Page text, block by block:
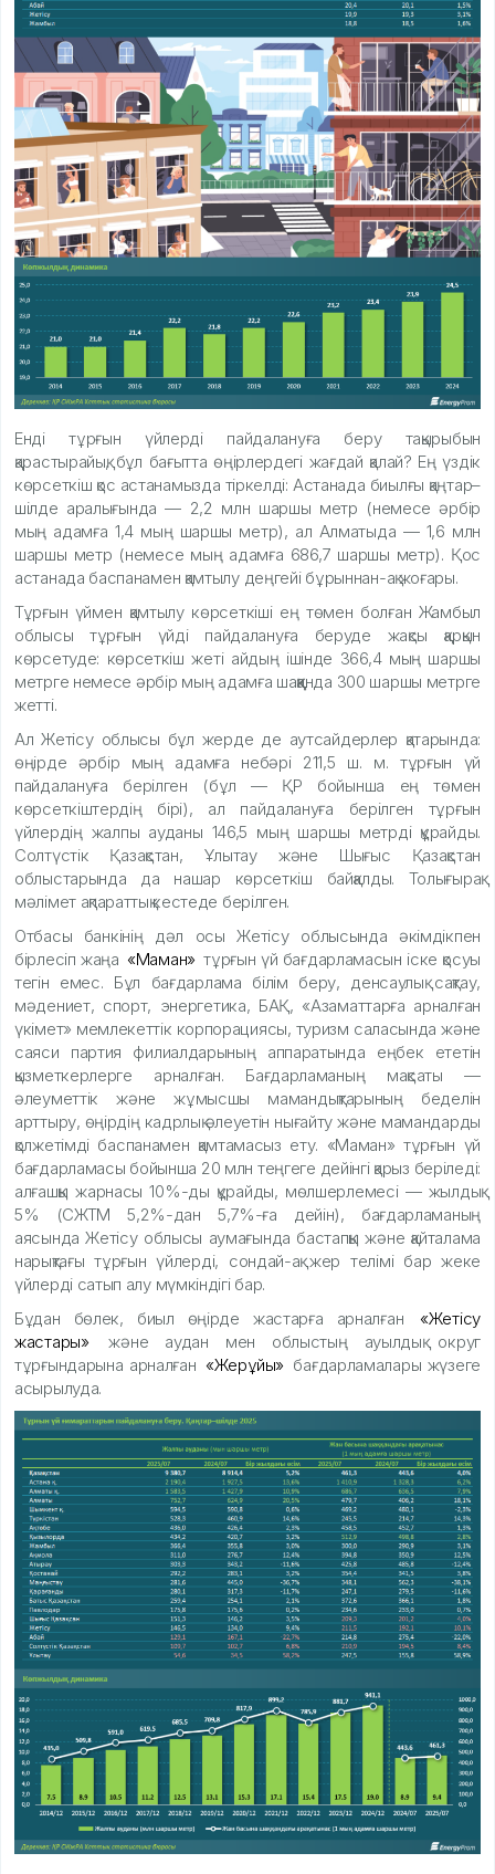
Енді тұрғын үйлерді пайдалануға беру тақырыбын
қарастырайық, бұл бағытта өңірлердегі жағдай қалай? Ең үздік
көрсеткіш қос астанамызда тіркелді: Астанада биылғы қаңтар–
шілде аралығында — 2,2 млн шаршы метр (немесе әрбір
мың адамға 1,4 мың шаршы метр), ал Алматыда — 1,6 млн
шаршы метр (немесе мың адамға 686,7 шаршы метр). Қос
астанада баспанамен қамтылу деңгейі бұрыннан-ақ жоғары.
Тұрғын үймен қамтылу көрсеткіші ең төмен болған Жамбыл
облысы тұрғын үйді пайдалануға беруде жақсы қарқын
көрсетуде: көрсеткіш жеті айдың ішінде 366,4 мың шаршы
метрге немесе әрбір мың адамға шаққанда 300 шаршы метрге
жетті.
Ал Жетісу облысы бұл жерде де аутсайдерлер қатарында:
өңірде әрбір мың адамға небәрі 211,5 ш. м. тұрғын үй
пайдалануға берілген (бұл — ҚР бойынша ең төмен
көрсеткіштердің бірі), ал пайдалануға берілген тұрғын
үйлердің жалпы ауданы 146,5 мың шаршы метрді құрайды.
Солтүстік Қазақстан, Ұлытау және Шығыс Қазақстан
облыстарында да нашар көрсеткіш байқалды. Толығырақ
мәлімет ақпараттық кестеде берілген.
Отбасы банкінің дәл осы Жетісу облысында әкімдікпен
бірлесіп жаңа «Маман» тұрғын үй бағдарламасын іске қосуы
тегін емес. Бұл бағдарлама білім беру, денсаулық сақтау,
мәдениет, спорт, энергетика, БАҚ, «Азаматтарға арналған
үкімет» мемлекеттік корпорациясы, туризм саласында және
саяси партия филиалдарының аппаратында еңбек ететін
қызметкерлерге арналған. Бағдарламаның мақсаты —
әлеуметтік және жұмысшы мамандықтарының беделін
арттыру, өңірдің кадрлық әлеуетін нығайту және мамандарды
қолжетімді баспанамен қамтамасыз ету. «Маман» тұрғын үй
бағдарламасы бойынша 20 млн теңгеге дейінгі қарыз беріледі:
алғашқы жарнасы 10%-ды құрайды, мөлшерлемесі — жылдық
5% (СЖТМ 5,2%-дан 5,7%-ға дейін), бағдарламаның
аясында Жетісу облысы аумағында бастапқы және қайталама
нарықтағы тұрғын үйлерді, сондай-ақ жер телімі бар жеке
үйлерді сатып алу мүмкіндігі бар.
Бұдан бөлек, биыл өңірде жастарға арналған
«Жетісу
жастары»
және аудан мен облыстың ауылдық округ
тұрғындарына арналған «Жерұйық» бағдарламалары жүзеге
асырылуда.